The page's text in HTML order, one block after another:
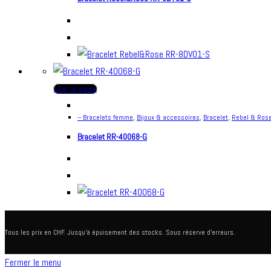
Lire la suite
-- Bracelets femme, Bijoux & accessoires, Bracelet, Rebel &
Bracelet RR-40068-G
Tous les prix en CHF. Jusqu'à épuisement des stocks. Sous réserve d'erreurs.
Fermer le menu